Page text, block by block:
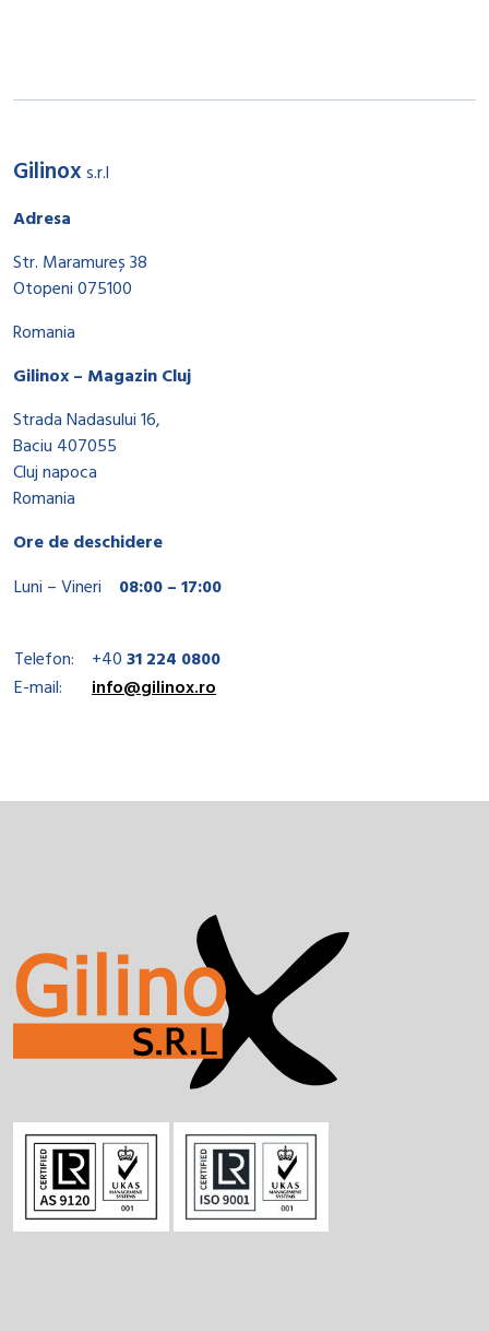
Gilinoxs.r.l
Adresa
Str. Maramureș 38
Otopeni 075100
Romania
Gilinox – Magazin Cluj
Strada Nadasului 16,
Baciu 407055
Cluj napoca
Romania
Ore de deschidere
Luni – Vineri
08:00 – 17:00
Telefon: +4031 224 0800
E-mail:
info@gilinox.ro